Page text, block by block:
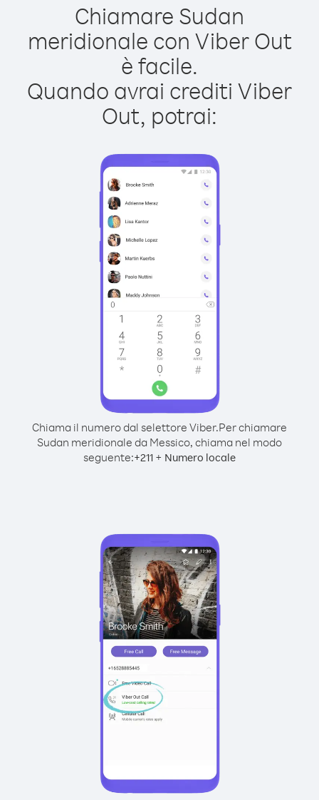
Chiamare Sudan
meridionale con Viber Out
è facile.
Quando avrai crediti Viber
Out, potrai:
Chiama il numero dal selettore Viber.Per chiamare
Sudan meridionale da Messico, chiama nel modo
seguente:+211 + Numero locale